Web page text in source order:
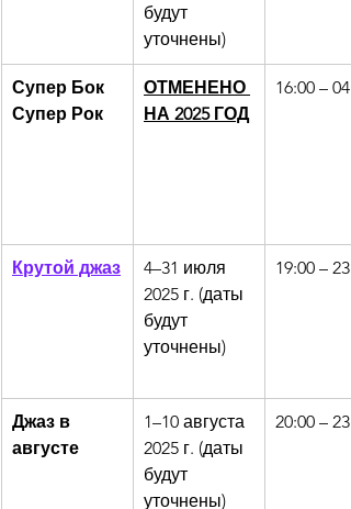
будут
уточнены)
Супер Бок
Супер Рок
ОТМЕНЕНО
НА 2025 ГОД
16:00 –
Крутой джаз
4–31 июля
2025 г. (даты
будут
уточнены)
19:00 –
Джаз в
августе
1–10 августа
2025 г. (даты
будут
уточнены)
20:00 –